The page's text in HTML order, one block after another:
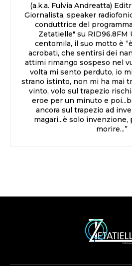
(a.k.a. Fulvia Andreatta)
Giornalista, speaker
conduttrice del
Zetatielle" su RID96.8FM
centomila, il suo motto è
acrobati, che sentirsi dei
attimi rimango sospeso nel
volta mi sento perduto, io
strano istinto, non mi ha mai
vinto, volo sul trapezio
eroe per un minuto e
ancora sul trapezio ad
magari...è solo
morire...”